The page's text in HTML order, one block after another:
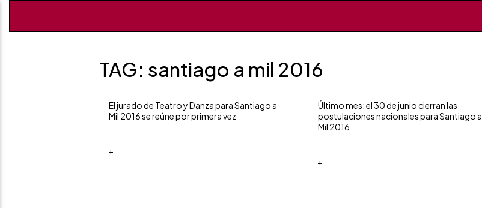
TAG: santiago a mil 2016
El jurado de Teatro y Danza para Santiago a
Mil 2016 se reúne por primera vez
+
Último mes: el 30 de junio cierran las
postulaciones nacionales para Santiago a
Mil 2016
+